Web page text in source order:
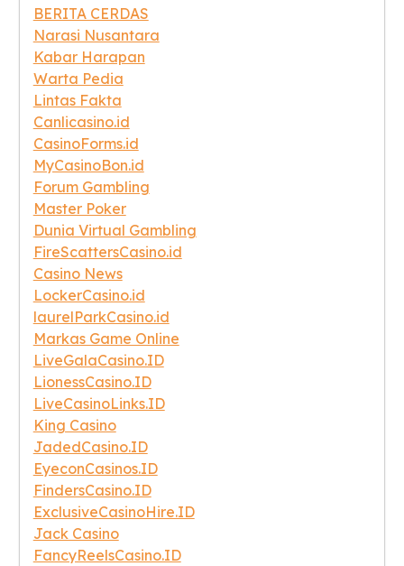
BERITA CERDAS
Narasi Nusantara
Kabar Harapan
Warta Pedia
Lintas Fakta
Canlicasino.id
CasinoForms.id
MyCasinoBon.id
Forum Gambling
Master Poker
Dunia Virtual Gambling
FireScattersCasino.id
Casino News
LockerCasino.id
laurelParkCasino.id
Markas Game Online
LiveGalaCasino.ID
LionessCasino.ID
LiveCasinoLinks.ID
King Casino
JadedCasino.ID
EyeconCasinos.ID
FindersCasino.ID
ExclusiveCasinoHire.ID
Jack Casino
FancyReelsCasino.ID